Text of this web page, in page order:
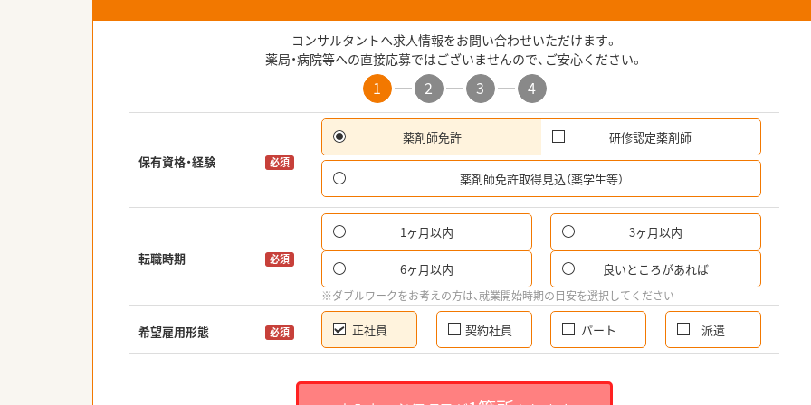
コンサルタントへ求人情報をお問い合わせいただけます。
薬局・病院等への直接応募ではございませんので、ご安心ください。
1 2 3 4
保有資格・経験 必須
薬剤師免許 研修認定薬剤師
薬剤師免許取得見込（薬学生等）
転職時期 必須
1ヶ月以内 3ヶ月以内
6ヶ月以内 良いところがあれば
※ダブルワークをお考えの方は、就業開始時期の目安を選択してください
希望雇用形態 必須 正社員 契約社員 パート 派遣